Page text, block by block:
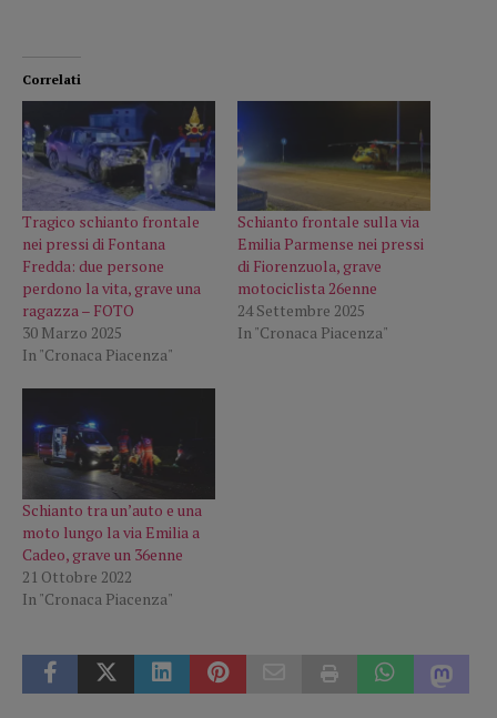
Correlati
Tragico schianto frontale
nei pressi di Fontana
Fredda: due persone
perdono la vita, grave una
ragazza – FOTO
30 Marzo 2025
In "Cronaca Piacenza"
Schianto frontale sulla via
Emilia Parmense nei pressi
di Fiorenzuola, grave
motociclista 26enne
24 Settembre 2025
In "Cronaca Piacenza"
Schianto tra un’auto e una
moto lungo la via Emilia a
Cadeo, grave un 36enne
21 Ottobre 2022
In "Cronaca Piacenza"